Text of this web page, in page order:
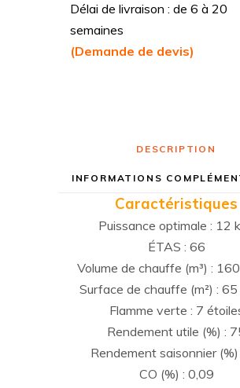
Délai de livraison : de 6 à 20
semaines
(Demande de devis)
DESCRIPTION
INFORMATIONS
Caractéristiques
Puissance optimale : 12
ÉTAS : 66
Volume de chauffe (m³) :
Surface de chauffe (m²) :
Flamme verte : 7
Rendement utile (%) :
Rendement saisonnier
CO (%) : 0,09